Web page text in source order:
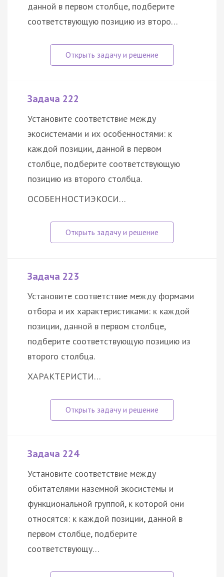
данной в первом столбце, подберите
соответствующую позицию из второ…
Задача 222
Установите соответствие между
экосистемами и их особенностями: к
каждой позиции, данной в первом
столбце, подберите соответствующую
позицию из второго столбца.
ОСОБЕННОСТИЭКОСИ…
Задача 223
Установите соответствие между формами
отбора и их характеристиками: к каждой
позиции, данной в первом столбце,
подберите соответствующую позицию из
второго столбца.
ХАРАКТЕРИСТИ…
Задача 224
Установите соответствие между
обитателями наземной экосистемы и
функциональной группой, к которой они
относятся: к каждой позиции, данной в
первом столбце, подберите
соответствующу…